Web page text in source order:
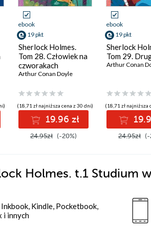
ebook
19 pkt
Sherlock Holmes.
Tom 28. Człowiek na
czworakach
Arthur Conan Doyle
(18,71 zł najniższa cena z 30 dni)
19.96 zł
24.95zł (-20%)
ebook
19 pkt
Sherlock
Tom 29.
Arthur Conan
(18,71 zł najniższa
24.95zł (-
Holmes. t.1 Studium
Kindle, Pocketbook,
i innych